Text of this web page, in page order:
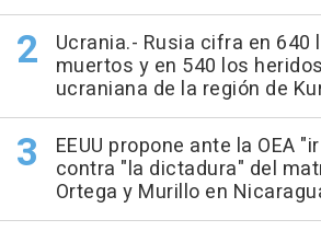
Ucrania.- Rusia cifra en 640
muertos y en 540 los
ucraniana de la región de
EEUU propone ante la OEA
contra "la dictadura" del
Ortega y Murillo en